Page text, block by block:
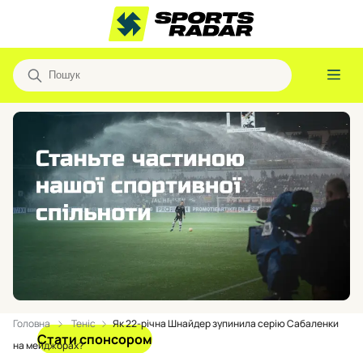
Стати спонсором
Головна Теніс
Як 22-річна Шнайдер зупинила серію Сабаленки
на мейджорах?